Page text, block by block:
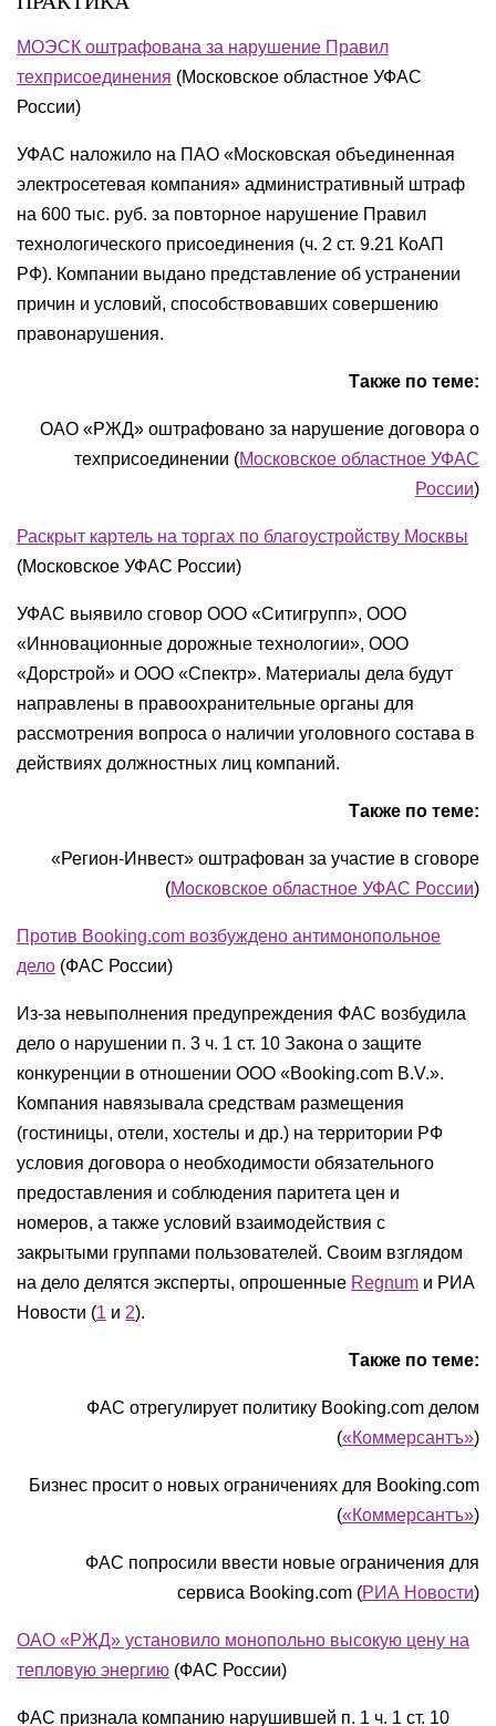
МОЭСК оштрафована за нарушение Правил
техприсоединения (Московское областное УФАС
России)
УФАС наложило на ПАО «Московская объединенная
электросетевая компания» административный штраф
на 600 тыс. руб. за повторное нарушение Правил
технологического присоединения (ч. 2 ст. 9.21 КоАП
РФ). Компании выдано представление об устранении
причин и условий, способствовавших совершению
правонарушения.
Также по теме:
ОАО «РЖД» оштрафовано за нарушение договора о
техприсоединении (Московское областное УФАС
России)
Раскрыт картель на торгах по благоустройству Москвы
(Московское УФАС России)
УФАС выявило сговор ООО «Ситигрупп», ООО
«Инновационные дорожные технологии», ООО
«Дорстрой» и ООО «Спектр». Материалы дела будут
направлены в правоохранительные органы для
рассмотрения вопроса о наличии уголовного состава в
действиях должностных лиц компаний.
Также по теме:
«Регион-Инвест» оштрафован за участие в сговоре
(Московское областное УФАС России)
Против Booking.com возбуждено антимонопольное
дело (ФАС России)
Из-за невыполнения предупреждения ФАС возбудила
дело о нарушении п. 3 ч. 1 ст. 10 Закона о защите
конкуренции в отношении ООО «Booking.com B.V.».
Компания навязывала средствам размещения
(гостиницы, отели, хостелы и др.) на территории РФ
условия договора о необходимости обязательного
предоставления и соблюдения паритета цен и
номеров, а также условий взаимодействия с
закрытыми группами пользователей. Своим взглядом
на дело делятся эксперты, опрошенные Regnum и РИА
Новости (1 и 2).
Также по теме:
ФАС отрегулирует политику Booking.com делом
(«Коммерсантъ»)
Бизнес просит о новых ограничениях для Booking.com
(«Коммерсантъ»)
ФАС попросили ввести новые ограничения для
сервиса Booking.com (РИА Новости)
ОАО «РЖД» установило монопольно высокую цену на
тепловую энергию (ФАС России)
ФАС признала компанию нарушившей п. 1 ч. 1 ст. 10